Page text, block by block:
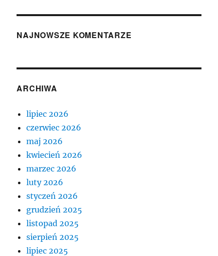
NAJNOWSZE KOMENTARZE
ARCHIWA
lipiec 2026
czerwiec 2026
maj 2026
kwiecień 2026
marzec 2026
luty 2026
styczeń 2026
grudzień 2025
listopad 2025
sierpień 2025
lipiec 2025